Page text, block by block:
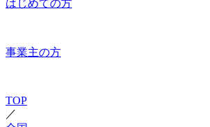
はじめての方
事業主の方
TOP
／